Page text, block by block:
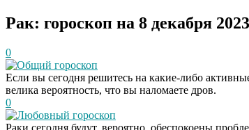
Рак: гороскоп на 8 декабря 2023
0
Общий гороскоп
Если вы сегодня решитесь на какие-либо
велика вероятность, что вы наломаете дров.
0
Любовный гороскоп
Раки сегодня будут, вероятно, обеспокоены